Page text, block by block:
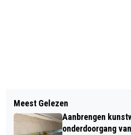
ZONNEBLOEM
VIERT 75-JARIG
VOOR LEDEN IN GROTE
TOPDRUKTE BIJ
HEIJN WIJKERBAAN
Meest Gelezen
Aanbrengen
onderdoorgang